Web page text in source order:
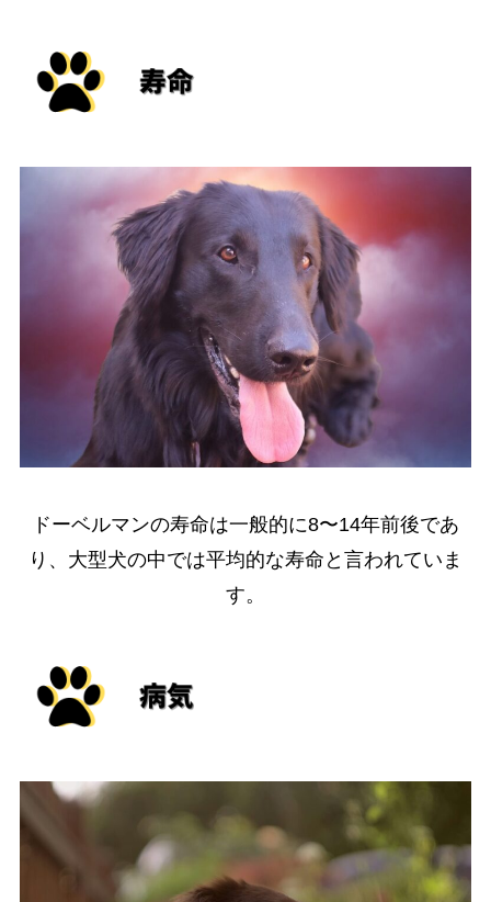
ドーベルマンの寿命は一般的に8〜14年前後であ
り、大型犬の中では平均的な寿命と言われていま
す。